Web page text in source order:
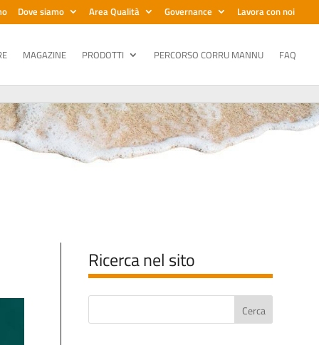
Dove siamo Area Qualità Governance Lavora con noi
MAGAZINE PRODOTTI PERCORSO CORRU MANNU FAQ
Ricerca nel sito